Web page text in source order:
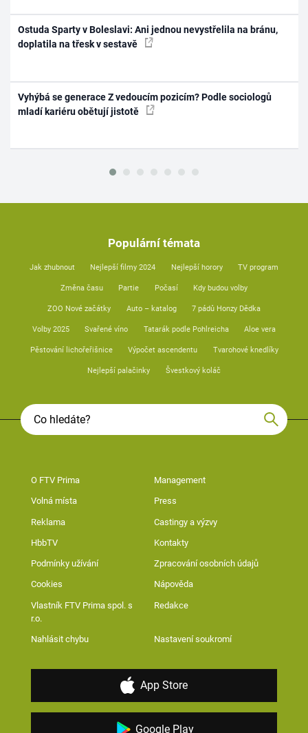
Ostuda Sparty v Boleslavi: Ani jednou nevystřelila na bránu,
doplatila na třesk v sestavě
Vyhýbá se generace Z vedoucím pozicím? Podle sociologů
mladí kariéru obětují jistotě
Populární témata
Jak zhubnout Nejlepší filmy 2024 Nejlepší horory TV program
Změna času Partie Počasí Kdy budou volby
ZOO Nové začátky Auto – katalog 7 pádů Honzy Dědka
Volby 2025 Svařené víno Tatarák podle Pohlreicha Aloe vera
Pěstování lichořeřišnice Výpočet ascendentu Tvarohové knedlíky
Nejlepší palačinky Švestkový koláč
O FTV Prima Management
Volná místa Press
Reklama Castingy a výzvy
HbbTV Kontakty
Podmínky užívání Zpracování osobních údajů
Cookies Nápověda
Vlastník FTV Prima spol. s
r.o.
Redakce
Nahlásit chybu Nastavení soukromí
App Store
Google Play